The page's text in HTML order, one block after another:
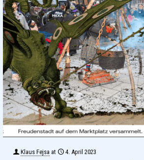
Klaus Fejsa at 4. April 2023